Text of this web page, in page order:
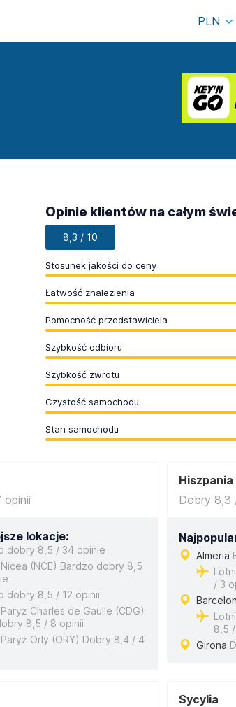
PLN
Opinie klientów na całym
8,3 / 10
Stosunek jakości do ceny
Łatwość znalezienia
Pomocność przedstawiciela
Szybkość odbioru
Szybkość zwrotu
Czystość samochodu
Stan samochodu
lokacje:
dobry 8,5 / 34 opinie
(NCE) Bardzo dobry 8,5
dobry 8,5 / 12 opinii
Charles de Gaulle (CDG)
8,5 / 8 opinii
Orly (ORY) Dobry 8,4 / 4
Hiszpania
Dobry 8,3
Almeria
/ 3
8,5
Girona
Sycylia